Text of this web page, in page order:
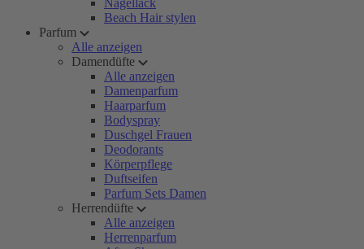
Nagellack
Beach Hair stylen
Parfum
Alle anzeigen
Damendüfte
Alle anzeigen
Damenparfum
Haarparfum
Bodyspray
Duschgel Frauen
Deodorants
Körperpflege
Duftseifen
Parfum Sets Damen
Herrendüfte
Alle anzeigen
Herrenparfum